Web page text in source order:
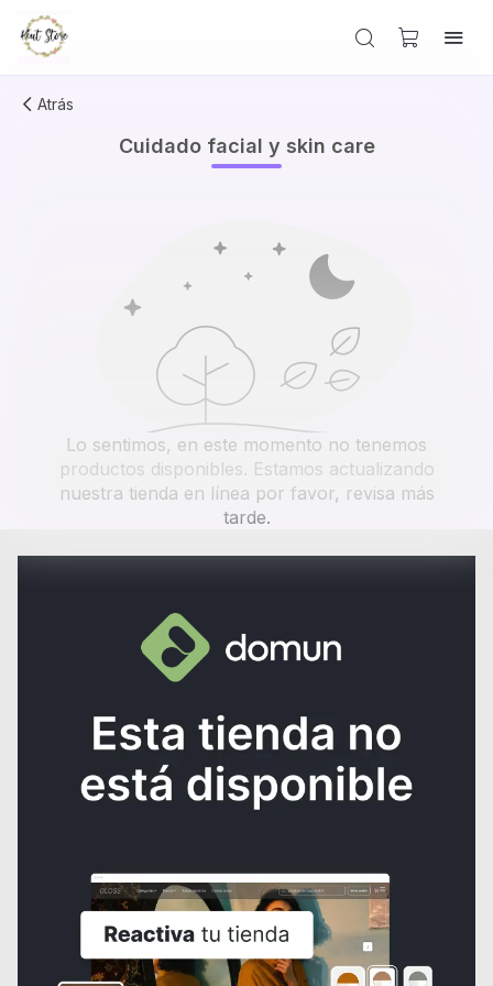
Atrás
Cuidado facial y skin care
Lo sentimos, en este momento no tenemos
productos disponibles. Estamos actualizando
nuestra tienda en línea por favor, revisa más
tarde.
Consulta los Términos y condiciones de la tienda.
Al crear una cuenta, aceptas nuestros Términos y condiciones
Políticas de tratamiento de datos
de Domun
Domun no se hace responsable por los productos comercializados ni
el servicio prestado.